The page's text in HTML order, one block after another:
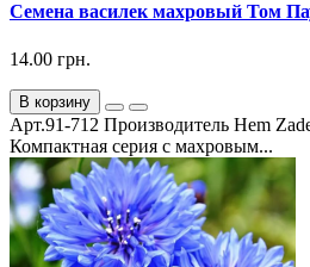
Семена василек махровый Том
14.00 грн.
В корзину
Арт.91-712 Производитель Hem
Компактная серия с махровым...